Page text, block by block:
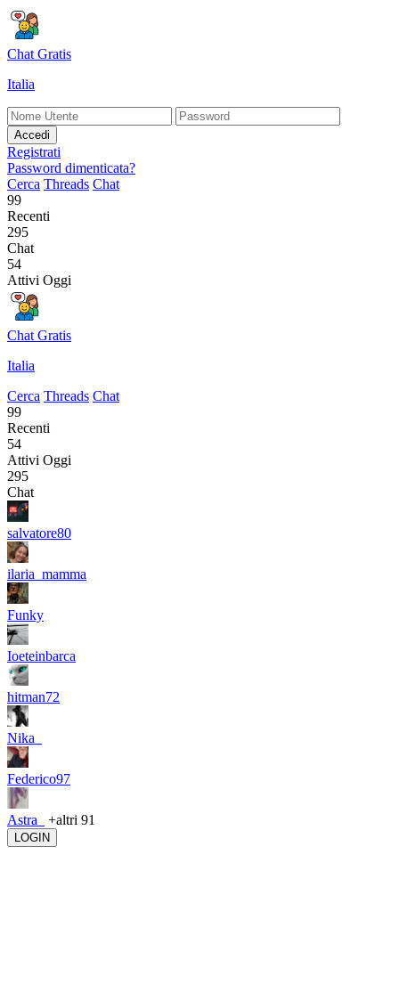
Chat Gratis
Italia
Accedi
Registrati
Password dimenticata?
Cerca Threads Chat
99
Recenti
295
Chat
54
Attivi Oggi
Chat Gratis
Italia
Cerca Threads Chat
99
Recenti
54
Attivi Oggi
295
Chat
salvatore80
ilaria_mamma
Funky
Ioeteinbarca
hitman72
Nika_
Federico97
Astra_ +altri 91
LOGIN